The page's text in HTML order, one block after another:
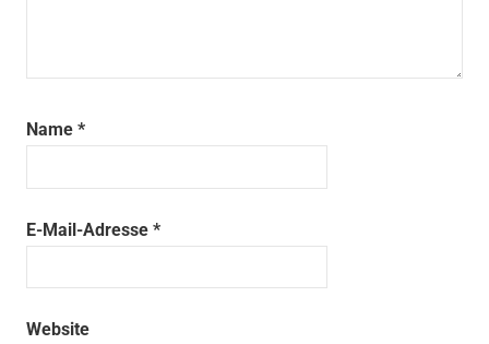
Name *
E-Mail-Adresse *
Website